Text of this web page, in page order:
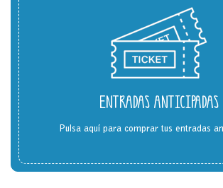
ENTRADAS ANTICIPADAS
Pulsa aquí para comprar tus entradas